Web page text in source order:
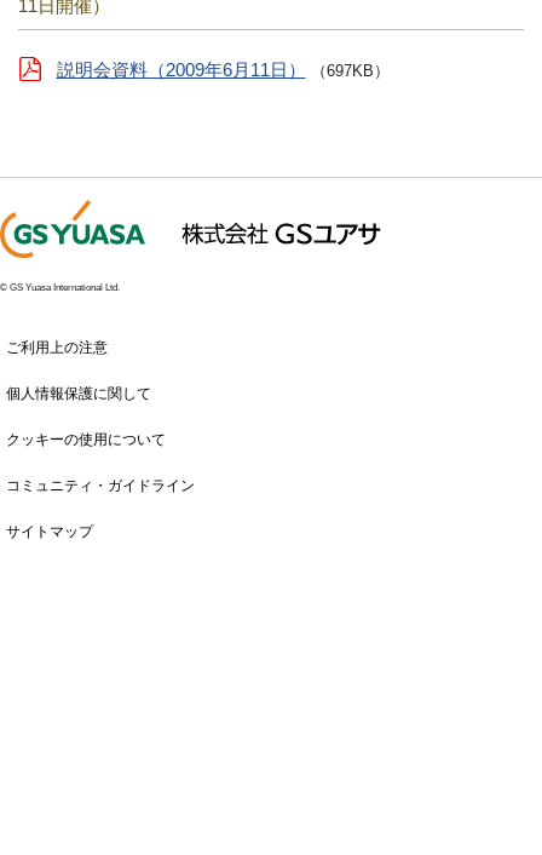
11日開催）
説明会資料（2009年6月11日） （697KB）
© GS Yuasa International Ltd.
ご利用上の注意
個人情報保護に関して
クッキーの使用について
コミュニティ・ガイドライン
サイトマップ